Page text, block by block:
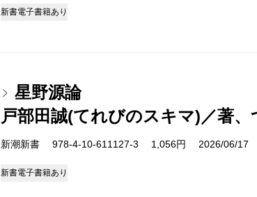
新書電子書籍あり
星野源論
戸部田誠(てれびのスキマ)／著
新潮新書 978-4-10-611127-3 1,056円 2026/06/17
新書電子書籍あり